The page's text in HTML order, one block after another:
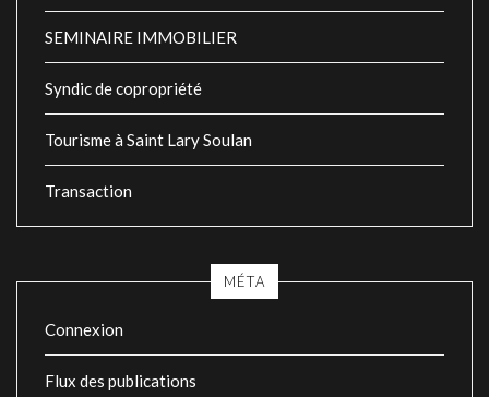
SEMINAIRE IMMOBILIER
Syndic de copropriété
Tourisme à Saint Lary Soulan
Transaction
MÉTA
Connexion
Flux des publications